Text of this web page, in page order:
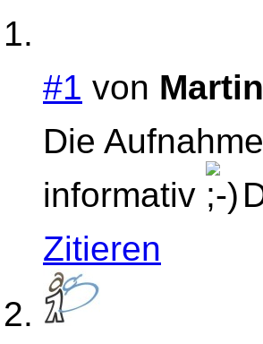
#1 von Martin
Die
informativ
Zitieren